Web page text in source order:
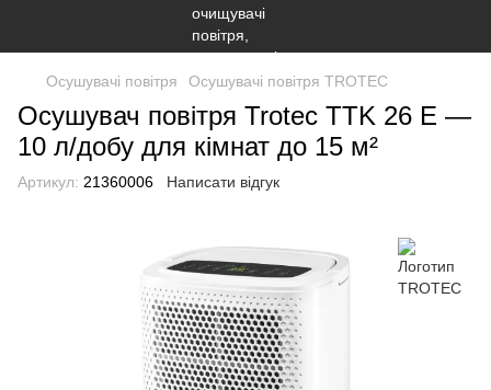
Осушувачі повітря Осушувачі повітря TROTEC
Осушувач повітря Trotec TTK 26 E —
10 л/добу для кімнат до 15 м²
Артикул: 21360006 Написати відгук